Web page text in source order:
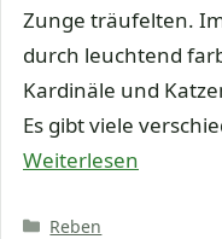
Zunge träufelten.
durch leuchtend
Kardinäle und
Es gibt viele
Weiterlesen
Kategorien
Reben